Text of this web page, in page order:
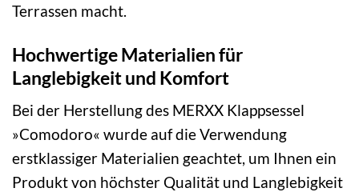
Terrassen macht.
Hochwertige Materialien für
Langlebigkeit und Komfort
Bei der Herstellung des MERXX Klappsessel
»Comodoro« wurde auf die Verwendung
erstklassiger Materialien geachtet, um Ihnen ein
Produkt von höchster Qualität und Langlebigkeit